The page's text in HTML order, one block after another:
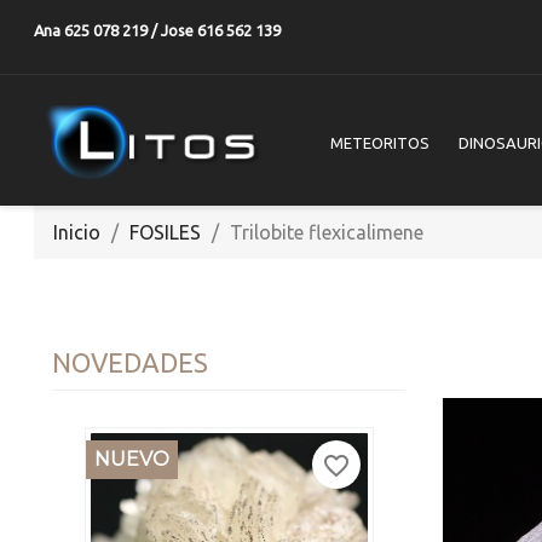
Ana 625 078 219 / Jose 616 562 139
METEORITOS
Inicio FOSILES Trilobite flexicalimene
NOVEDADES
NUEVO favorite_border